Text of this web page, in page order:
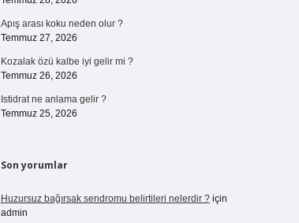
Apış arası koku neden olur ?
Temmuz 27, 2026
Kozalak özü kalbe iyi gelir mi ?
Temmuz 26, 2026
Istidrat ne anlama gelir ?
Temmuz 25, 2026
Son yorumlar
Huzursuz bağırsak sendromu belirtileri nelerdir ?için
admin